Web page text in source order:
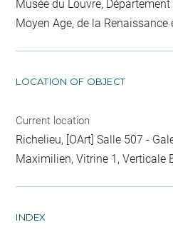
Musée du Louvre,
Moyen Age, de la
LOCATION OF OBJECT
Current location
Richelieu, [OArt] Salle 507 -
Maximilien, Vitrine 1, Verticale
INDEX